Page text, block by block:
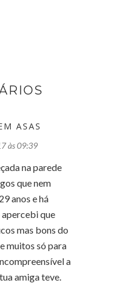
ASAS
às 09:39
na parede
que nem
anos e há
que
mas bons do
muitos só para
a
amiga teve.